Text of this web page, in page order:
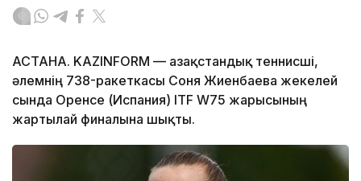
АСТАНА. KAZINFORM — Қазақстандық теннисші,
әлемнің 738-ракеткасы Соня Жиенбаева жекелей
сында Оренсе (Испания) ITF W75 жарысының
жартылай финалына шықты.